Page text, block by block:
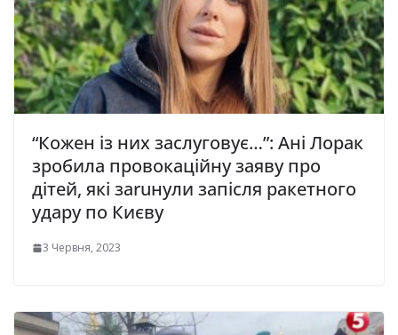
“Кожен із них заслуговує…”: Ані Лорак
зробила провокаційну заяву про
дітей, які заruнули запісля ракетного
удару по Києву
3 Червня, 2023